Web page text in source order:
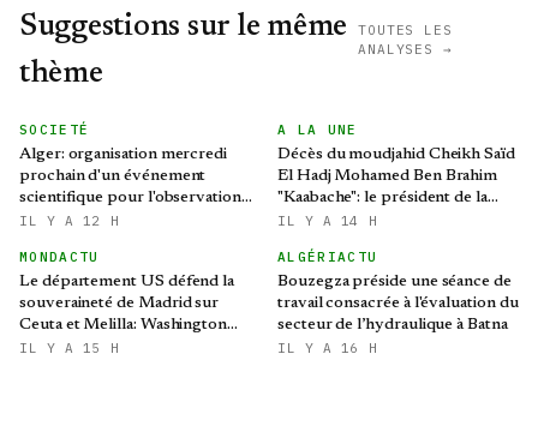
Suggestions sur le même
thème
TOUTES LES
ANALYSES →
SOCIETÉ
Alger: organisation mercredi
prochain d'un événement
scientifique pour l'observation
de l'éclipse solaire partielle
IL Y A 12 H
A LA UNE
Décès du moudjahid Cheikh Saïd
El Hadj Mohamed Ben Brahim
"Kaabache": le président de la
République présente ses
IL Y A 14 H
MONDACTU
Le département US défend la
souveraineté de Madrid sur
Ceuta et Melilla: Washington
refroidit les ambitions
IL Y A 15 H
ALGÉRIACTU
Bouzegza préside une séance de
travail consacrée à l'évaluation du
secteur de l’hydraulique à Batna
IL Y A 16 H